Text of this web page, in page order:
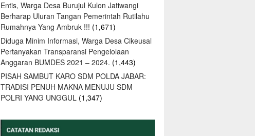
Entis, Warga Desa Burujul Kulon Jatiwangi
Berharap Uluran Tangan Pemerintah Rutilahu
Rumahnya Yang Ambruk !!! (1,671)
Diduga Minim Informasi, Warga Desa Cikeusal
Pertanyakan Transparansi Pengelolaan
Anggaran BUMDES 2021 – 2024. (1,443)
PISAH SAMBUT KARO SDM POLDA JABAR:
TRADISI PENUH MAKNA MENUJU SDM
POLRI YANG UNGGUL (1,347)